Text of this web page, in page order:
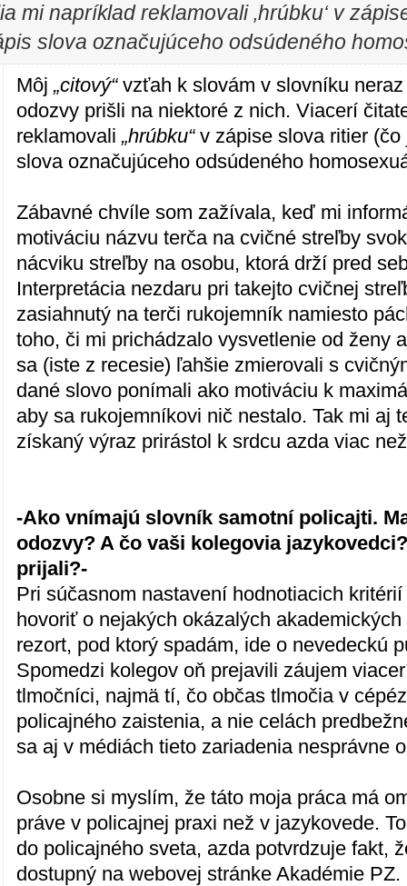
mi napríklad reklamovali ‚hrúbku‘ v
slova označujúceho odsúdeného
Môj„citový“vzťah k slovám v slovníku
odozvy prišli na niektoré z nich. Viacerí
reklamovali„hrúbku“v zápise slova ritier
slova označujúceho odsúdeného
Zábavné chvíle som zažívala, keď mi
motiváciu názvu terča na cvičné streľby
nácviku streľby na osobu, ktorá drží pred
Interpretácia nezdaru pri takejto cvičnej
zasiahnutý na terči rukojemník namiesto
toho, či mi prichádzalo vysvetlenie od ženy
sa (iste z recesie) ľahšie zmierovali s
dané slovo ponímali ako motiváciu k
aby sa rukojemníkovi nič nestalo. Tak mi aj
získaný výraz prirástol k srdcu azda viac
-Ako vnímajú slovník samotní policajti.
odozvy? A čo vaši kolegovia
prijali?-
Pri súčasnom nastavení hodnotiacich
hovoriť o nejakých okázalých
rezort, pod ktorý spadám, ide o nevedeckú
Spomedzi kolegov oň prejavili záujem
tlmočníci, najmä tí, čo občas tlmočia v
policajného zaistenia, a nie celách
sa aj v médiách tieto zariadenia nesprávne
Osobne si myslím, že táto moja práca má
práve v policajnej praxi než v jazykovede.
do policajného sveta, azda potvrdzuje fakt,
dostupný na webovej stránke Akadémie